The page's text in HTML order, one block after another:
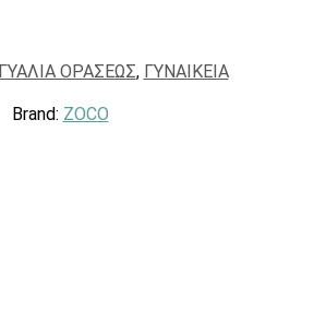
ΓΥΑΛΙΑ ΟΡΑΣΕΩΣ, ΓΥΝΑΙΚΕΙΑ
Brand: ZOCO